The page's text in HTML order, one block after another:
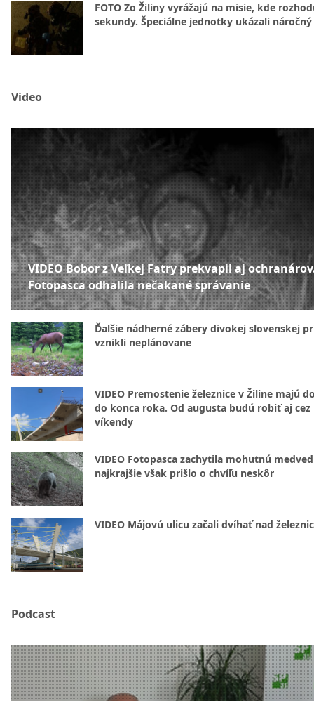
FOTO Zo Žiliny vyrážajú na misie, kde
sekundy. Špeciálne jednotky ukázali
Video
VIDEO Bobor z Veľkej Fatry prekvapil aj
Fotopasca odhalila nečakané správanie
Ďalšie nádherné zábery divokej slovenskej
vznikli neplánovane
VIDEO Premostenie železnice v Žiline majú
do konca roka. Od augusta budú robiť aj cez
víkendy
VIDEO Fotopasca zachytila mohutnú
najkrajšie však prišlo o chvíľu neskôr
VIDEO Májovú ulicu začali dvíhať nad
Podcast